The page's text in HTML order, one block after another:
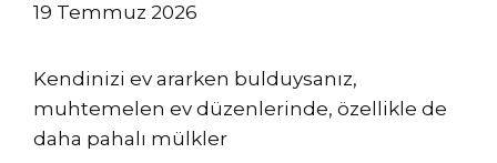
19 Temmuz 2026
Kendinizi ev ararken bulduysanız,
muhtemelen ev düzenlerinde, özellikle de
daha pahalı mülkler